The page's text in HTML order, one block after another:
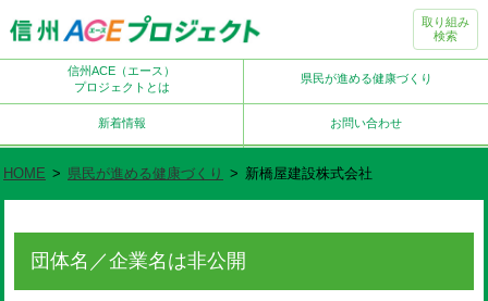
取り組み
検索
信州ACE（エース）
プロジェクトとは
県民が進める健康づくり
新着情報 お問い合わせ
HOME > 県民が進める健康づくり > 新橋屋建設株式会社
団体名／企業名は非公開